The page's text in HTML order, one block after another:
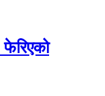
फेरिएको